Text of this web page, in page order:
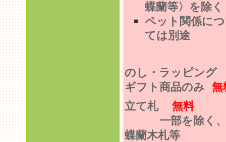
蝶蘭等〉を除く
ペット関係に
ては別途
のし・ラッピン
ギフト商品のみ 無
立て札
無料
一部を除く
蝶蘭木札等